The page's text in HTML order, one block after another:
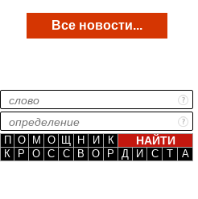
Все новости...
П О М О Щ Н И
К
К
Р О С С В О Р Д И С Т А